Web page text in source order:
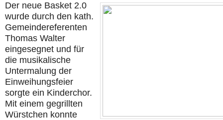
Der neue Basket 2.0
wurde durch den kath.
Gemeindereferenten
Thomas Walter
eingesegnet und für
die musikalische
Untermalung der
Einweihungsfeier
sorgte ein Kinderchor.
Mit einem gegrillten
Würstchen konnte